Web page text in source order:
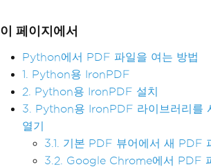
이 페이지에서
Python에서 PDF 파일을 여는 방법
1. Python용 IronPDF
2. Python용 IronPDF 설치
3. Python용 IronPDF 라이브러리를
열기
3.1. 기본 PDF 뷰어에서 새 PDF
3.2. Google Chrome에서 PDF